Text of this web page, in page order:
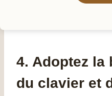
4. Adoptez la
du clavier et